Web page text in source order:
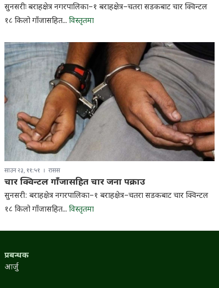
सुनसरीः बराहक्षेत्र नगरपालिका–१ बराहक्षेत्र–चतरा सडकबाट चार क्विन्टल
१८ किलो गाँजासहित... विस्तृतमा
साउन २३, ११:५१ रासस
चार क्विन्टल गाँजासहित चार जना पक्राउ
सुनसरी: बराहक्षेत्र नगरपालिका–१ बराहक्षेत्र–चतरा सडकबाट चार क्विन्टल
१८ किलो गाँजासहित... विस्तृतमा
प्रबन्धक
आर्जु